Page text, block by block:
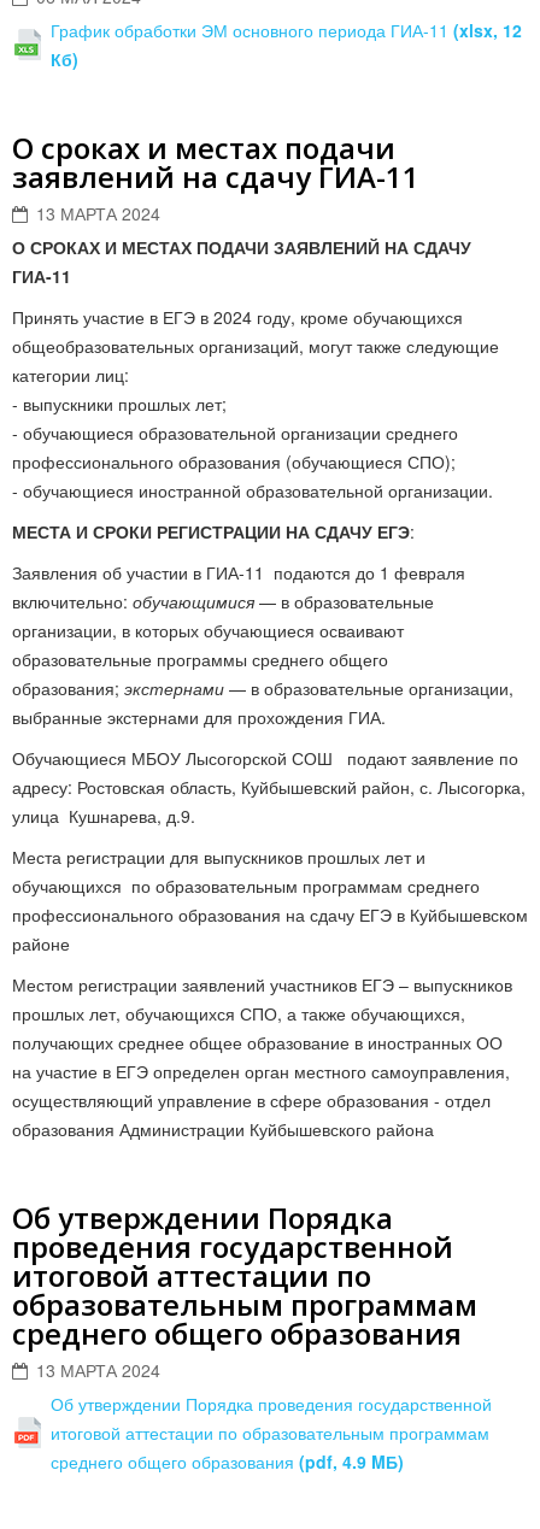
График обработки ЭМ основного периода ГИА-11 (xlsx, 12
Кб)
О сроках и местах подачи
заявлений на сдачу ГИА-11
13 МАРТА 2024
О СРОКАХ И МЕСТАХ ПОДАЧИ ЗАЯВЛЕНИЙ НА СДАЧУ
ГИА-11
Принять участие в ЕГЭ в 2024 году, кроме обучающихся
общеобразовательных организаций, могут также следующие
категории лиц:
- выпускники прошлых лет;
- обучающиеся образовательной организации среднего
профессионального образования (обучающиеся СПО);
- обучающиеся иностранной образовательной организации.
МЕСТА И СРОКИ РЕГИСТРАЦИИ НА СДАЧУ ЕГЭ:
Заявления об участии в ГИА-11 подаются до 1 февраля
включительно: обучающимися — в образовательные
организации, в которых обучающиеся осваивают
образовательные программы среднего общего
образования; экстернами — в образовательные организации,
выбранные экстернами для прохождения ГИА.
Обучающиеся МБОУ Лысогорской СОШ подают заявление по
адресу: Ростовская область, Куйбышевский район, с. Лысогорка,
улица Кушнарева, д.9.
Места регистрации для выпускников прошлых лет и
обучающихся по образовательным программам среднего
профессионального образования на сдачу ЕГЭ в Куйбышевском
районе
Местом регистрации заявлений участников ЕГЭ – выпускников
прошлых лет, обучающихся СПО, а также обучающихся,
получающих среднее общее образование в иностранных ОО
на участие в ЕГЭ определен орган местного самоуправления,
осуществляющий управление в сфере образования - отдел
образования Администрации Куйбышевского района
Об утверждении Порядка
проведения государственной
итоговой аттестации по
образовательным программам
среднего общего образования
13 МАРТА 2024
Об утверждении Порядка проведения государственной
итоговой аттестации по образовательным программам
среднего общего образования (pdf, 4.9 MБ)